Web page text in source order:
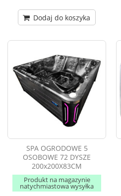
Dodaj do koszyka
SPA OGRODOWE 5
OSOBOWE 72 DYSZE
200x200X83CM
Produkt na magazynie
natychmiastowa wysyłka